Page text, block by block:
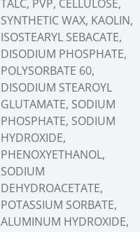
TALC, PVP, CELLULOSE,
SYNTHETIC WAX, KAOLIN,
ISOSTEARYL SEBACATE,
DISODIUM PHOSPHATE,
POLYSORBATE 60,
DISODIUM STEAROYL
GLUTAMATE, SODIUM
PHOSPHATE, SODIUM
HYDROXIDE,
PHENOXYETHANOL,
SODIUM
DEHYDROACETATE,
POTASSIUM SORBATE,
ALUMINUM HYDROXIDE,